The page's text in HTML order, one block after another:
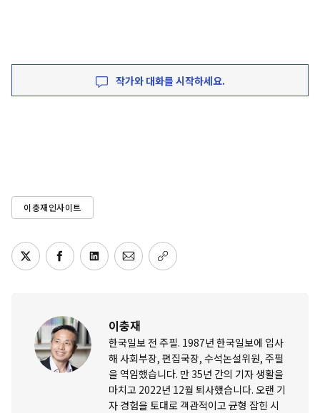
작가와 대화를 시작하세요.
이충재인사이트
이충재
한국일보 전 주필. 1987년 한국일보에 입사
해 사회부장, 편집국장, 수석논설위원, 주필
을 역임했습니다. 만 35년 간의 기자 생활을
마치고 2022년 12월 퇴사했습니다. 오랜 기
자 경험을 토대로 객관적이고 균형 잡힌 시